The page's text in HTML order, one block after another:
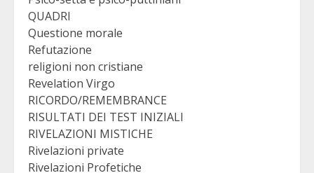
QUADRI
Questione morale
Refutazione
religioni non cristiane
Revelation Virgo
RICORDO/REMEMBRANCE
RISULTATI DEI TEST INIZIALI
RIVELAZIONI MISTICHE
Rivelazioni private
Rivelazioni Profetiche